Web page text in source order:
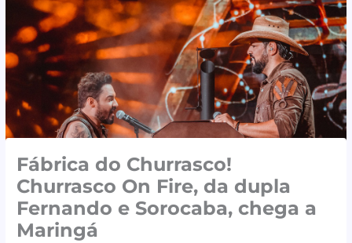
Fábrica do Churrasco!
Churrasco On Fire, da dupla
Fernando e Sorocaba, chega a
Maringá